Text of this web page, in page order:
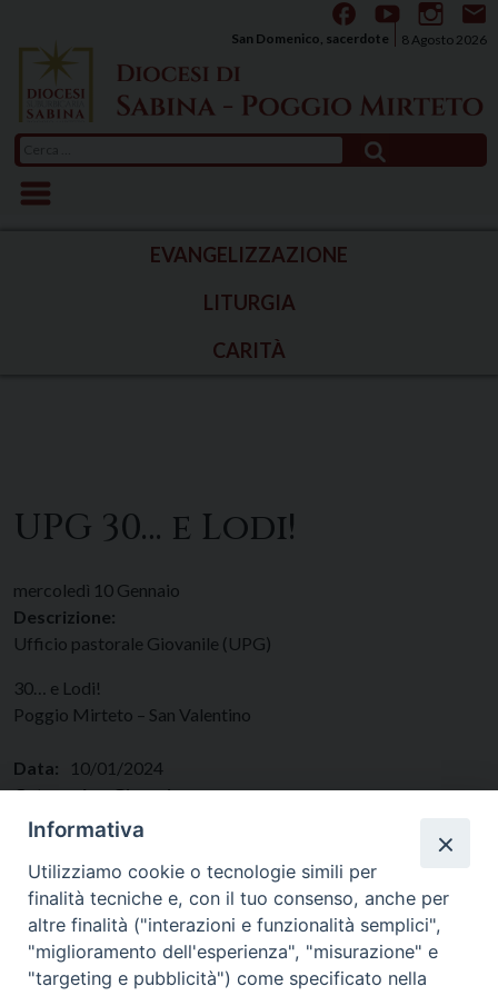
content
8 Agosto 2026
San Domenico, sacerdote
per:
EVANGELIZZAZIONE
LITURGIA
CARITÀ
UPG 30… e Lodi!
mercoledì 10 Gennaio
Descrizione:
Ufficio pastorale Giovanile (UPG)
30… e Lodi!
Poggio Mirteto – San Valentino
Data:
10/01/2024
Categorie: Giovani
Regione: Lazio
Informativa
Utilizziamo cookie o tecnologie simili per
finalità tecniche e, con il tuo consenso, anche per
altre finalità ("interazioni e funzionalità semplici",
"miglioramento dell'esperienza", "misurazione" e
"targeting e pubblicità") come specificato nella